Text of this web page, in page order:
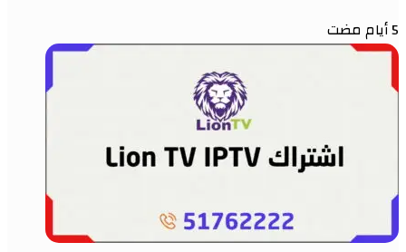
5 أيام مضت